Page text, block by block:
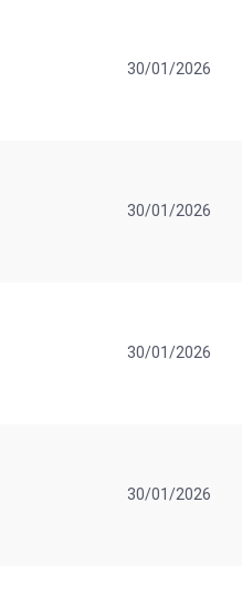
30/01/2026
30/01/2026
30/01/2026
30/01/2026